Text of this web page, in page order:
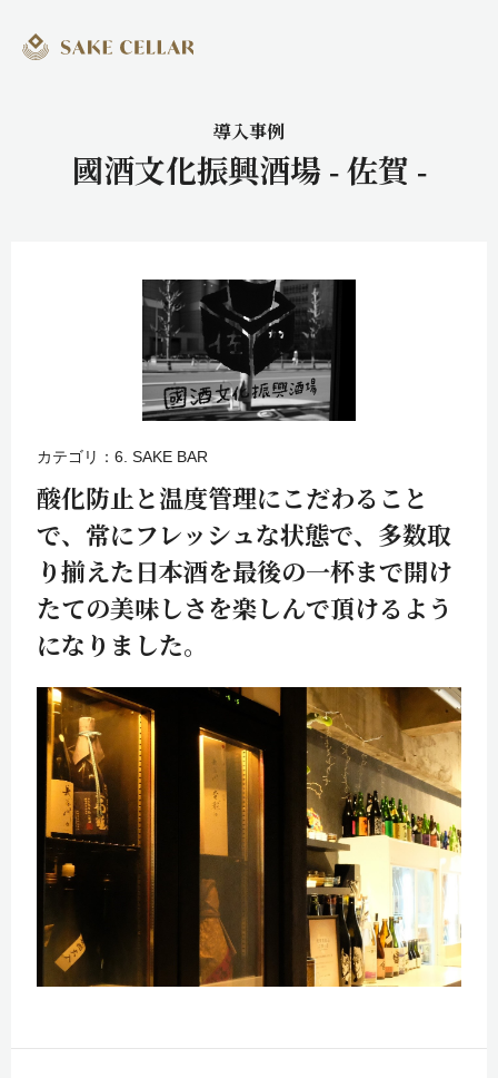
導入事例
國酒文化振興酒場 - 佐賀 -
カテゴリ：6. SAKE BAR
酸化防止と温度管理にこだわること
で、常にフレッシュな状態で、多数取
り揃えた日本酒を最後の一杯まで開け
たての美味しさを楽しんで頂けるよう
になりました。